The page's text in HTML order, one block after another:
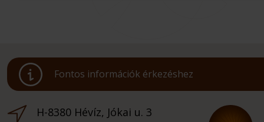
Fontos információk érkezéshez
H-8380 Hévíz, Jókai u. 3